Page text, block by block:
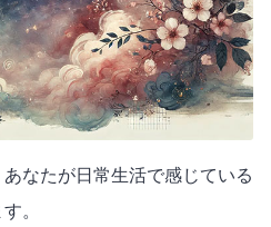
なたが日常生活で感じている
。